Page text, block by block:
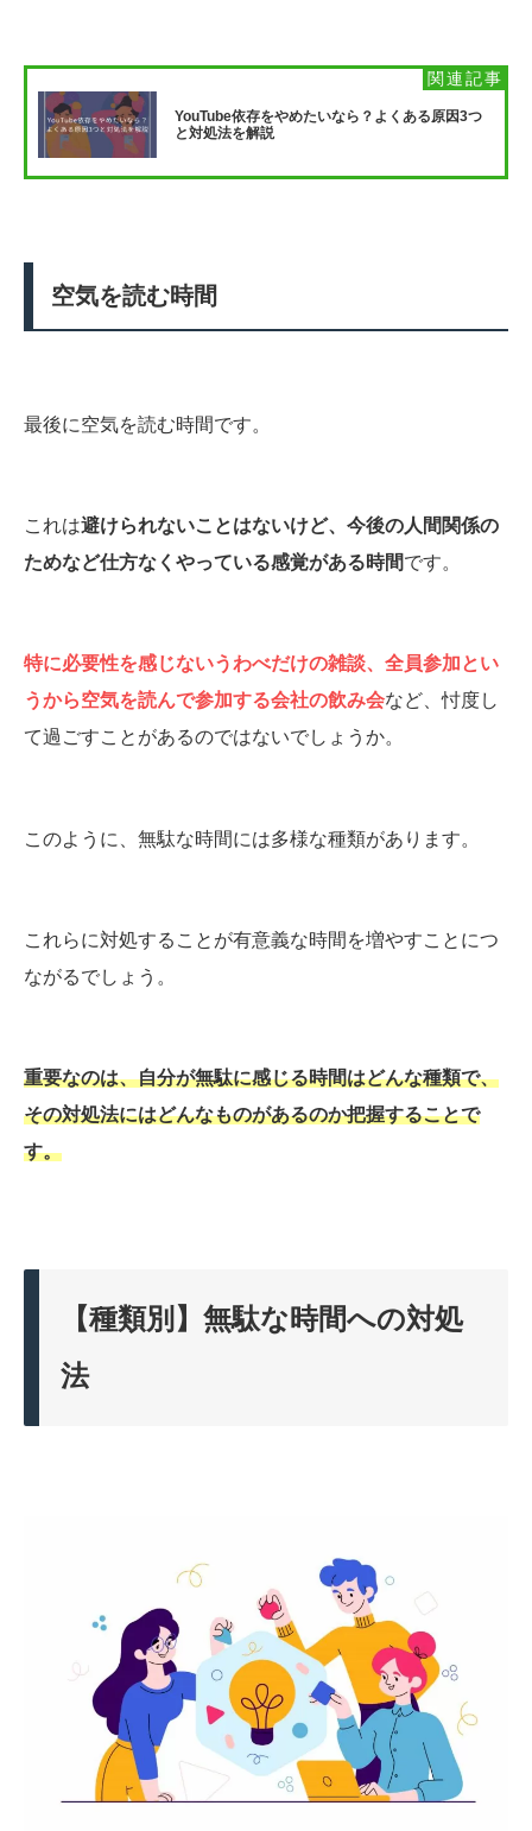
YouTube依存をやめたいなら？よくある原因3つ
と対処法を解説
空気を読む時間
最後に空気を読む時間です。
これは避けられないことはないけど、今後の人間関係の
ためなど仕方なくやっている感覚がある時間です。
特に必要性を感じないうわべだけの雑談、全員参加とい
うから空気を読んで参加する会社の飲み会など、忖度し
て過ごすことがあるのではないでしょうか。
このように、無駄な時間には多様な種類があります。
これらに対処することが有意義な時間を増やすことにつ
ながるでしょう。
重要なのは、自分が無駄に感じる時間はどんな種類で、
その対処法にはどんなものがあるのか把握することで
す。
【種類別】無駄な時間への対処
法